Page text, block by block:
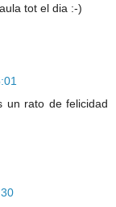
tot el dia :-)
un rato de felicidad